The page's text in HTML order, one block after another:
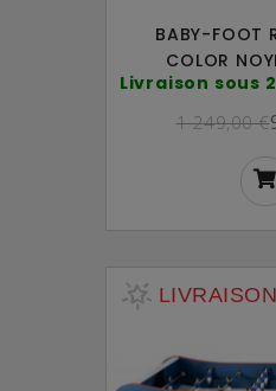
BABY-FOOT
COLOR
Livraison sous
1 249,00 €